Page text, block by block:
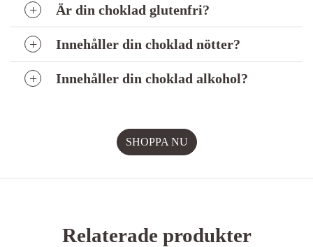
Är din choklad glutenfri?
Innehåller din choklad nötter?
Innehåller din choklad alkohol?
Relaterade produkter